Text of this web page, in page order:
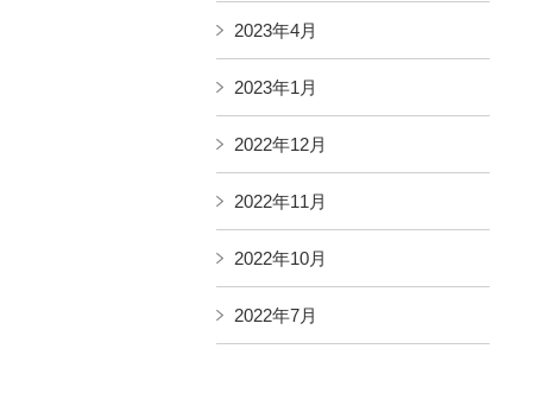
2023年4月
2023年1月
2022年12月
2022年11月
2022年10月
2022年7月